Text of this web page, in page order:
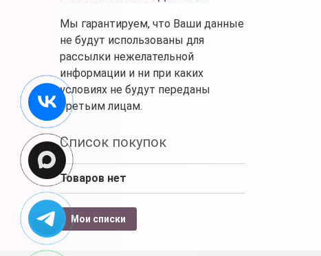
Мы гарантируем, что Ваши данные
не будут использованы для
рассылки нежелательной
информации и ни при каких
условиях не будут переданы
третьим лицам.
Список покупок
Товаров нет
Мои списки